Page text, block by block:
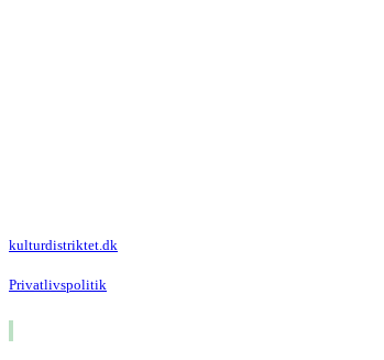
kulturdistriktet.dk
Privatlivspolitik